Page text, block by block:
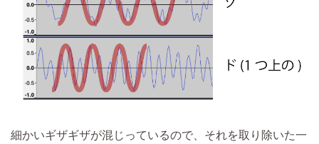
細かいギザギザが混じっているので、それを取り除いた一